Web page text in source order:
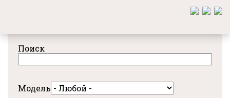
содержанию
Поиск
Модель